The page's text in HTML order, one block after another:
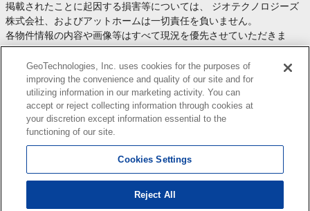
掲載されたことに起因する損害等については、 ジオテクノロジーズ
株式会社、およびアットホームは一切責任を負いません。
各物件情報の内容や画像等はすべて現況を優先させていただきま
す。
お取引等（お取引の準備、資金調達等を含みます）の際には、内容
や契約条件等について、 各情報提供元より十分な説明を受け、ご自
身でご確認の上、判断してください。
このコーナーへの物件情報のご掲載、その他不動産業務ソリューシ
ョン等についての不動産会社様のお問合せはこちら
します。
Copyright(c) At Home Co.,Ltd. このサイトに掲載している情報の無断転載を禁止します。著作権
はアットホーム（株）またはその情報提供者に帰属します。
GeoTechnologies, Inc. uses cookies for the purposes of
improving the convenience and quality of our site and for
utilizing information in our marketing activity. You can
accept or reject collecting information through cookies at
your discretion except information essential to the
functioning of our site.
Cookies Settings
Reject All